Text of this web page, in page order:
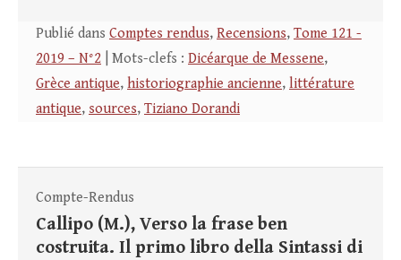
Publié dans Comptes rendus, Recensions, Tome 121 -
2019 – N°2 | Mots-clefs : Dicéarque de Messene,
Grèce antique, historiographie ancienne, littérature
antique, sources, Tiziano Dorandi
Compte-Rendus
Callipo (M.), Verso la frase ben
costruita. Il primo libro della Sintassi di